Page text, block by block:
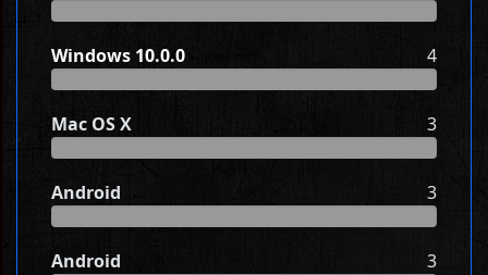
Windows 10.0.0 4
Mac OS X 3
Android 3
Android 3